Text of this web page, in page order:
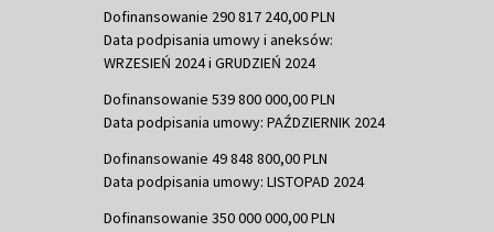
Dofinansowanie 290 817 240,00 PLN
Data podpisania umowy i aneksów:
WRZESIEŃ 2024 i GRUDZIEŃ 2024
Dofinansowanie 539 800 000,00 PLN
Data podpisania umowy: PAŹDZIERNIK 2024
Dofinansowanie 49 848 800,00 PLN
Data podpisania umowy: LISTOPAD 2024
Dofinansowanie 350 000 000,00 PLN